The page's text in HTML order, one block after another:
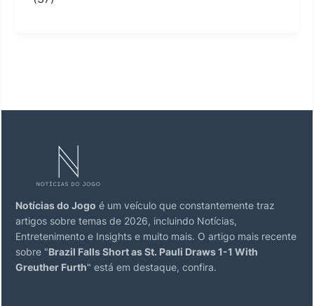
Notícias do Jogo é um veículo que constantemente traz
artigos sobre temas de 2026, incluindo Notícias,
Entretenimento e Insights e muito mais. O artigo mais recente
sobre "Brazil Falls Short as St. Pauli Draws 1-1 With
Greuther Furth" está em destaque, confira.